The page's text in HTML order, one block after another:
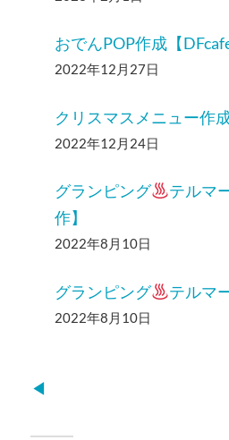
おでんPOP作成【DFcafe
2022年12月27日
クリスマスメニュー作成
2022年12月24日
グランピング
テルマ
作】
2022年8月10日
グランピング テルマ
2022年8月10日
◀︎